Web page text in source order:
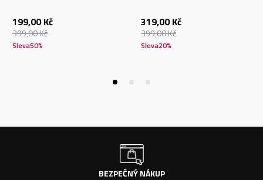
199,00 Kč
399,00Kč
Sleva50%
319,00 Kč
399,00Kč
Sleva20%
BEZPEČNÝ NÁKUP